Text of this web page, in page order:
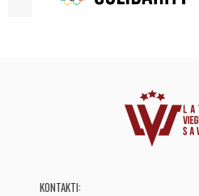
KONTAKTI: